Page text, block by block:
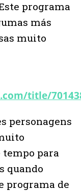
programa
más
muito
title/
personagens
tempo para
quando
programa de